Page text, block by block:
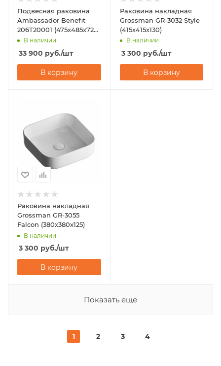
Подвесная раковина
Ambassador Benefit
206T20001 (475х485х725)
белая
В наличии
33 900 руб./шт
В корзину
Раковина накладная
Grossman GR-3032 Style
(415х415х130)
В наличии
3 300 руб./шт
В корзину
Раковина накладная
Grossman GR-3055
Falcon (380х380х125)
В наличии
3 300 руб./шт
В корзину
Показать еще
1 2 3 4